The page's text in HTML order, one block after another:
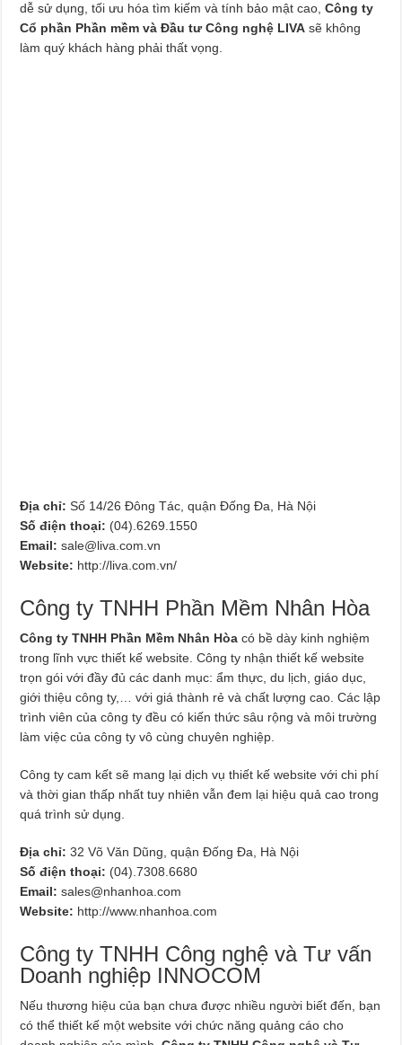
dễ sử dụng, tối ưu hóa tìm kiếm và tính bảo mật cao,Công ty
Cổ phần Phần mềm và Đầu tư Công nghệ LIVA sẽ không
làm quý khách hàng phải thất vọng.
Địa chỉ:Số 14/26 Đông Tác, quận Đống Đa, Hà Nội
Số điện thoại: (04).6269.1550
Email:sale@liva.com.vn
Website: http://liva.com.vn/
Công ty TNHH Phần Mềm Nhân Hòa
Công ty TNHH Phần Mềm Nhân Hòa có bề dày kinh nghiệm
trong lĩnh vực thiết kế website. Công ty nhận thiết kế website
trọn gói với đầy đủ các danh mục: ẩm thực, du lịch, giáo dục,
giới thiệu công ty,… với giá thành rẻ và chất lượng cao. Các lập
trình viên của công ty đều có kiến thức sâu rộng và môi trường
làm việc của công ty vô cùng chuyên nghiệp.
Công ty cam kết sẽ mang lại dịch vụ thiết kế website với chi phí
và thời gian thấp nhất tuy nhiên vẫn đem lại hiệu quả cao trong
quá trình sử dụng.
Địa chỉ:32 Võ Văn Dũng, quận Đống Đa, Hà Nội
Số điện thoại: (04).7308.6680
Email:sales@nhanhoa.com
Website: http://www.nhanhoa.com
Công ty TNHH Công nghệ và Tư vấn
Doanh nghiệp INNOCOM
Nếu thương hiệu của bạn chưa được nhiều người biết đến, bạn
có thể thiết kế một website với chức năng quảng cáo cho